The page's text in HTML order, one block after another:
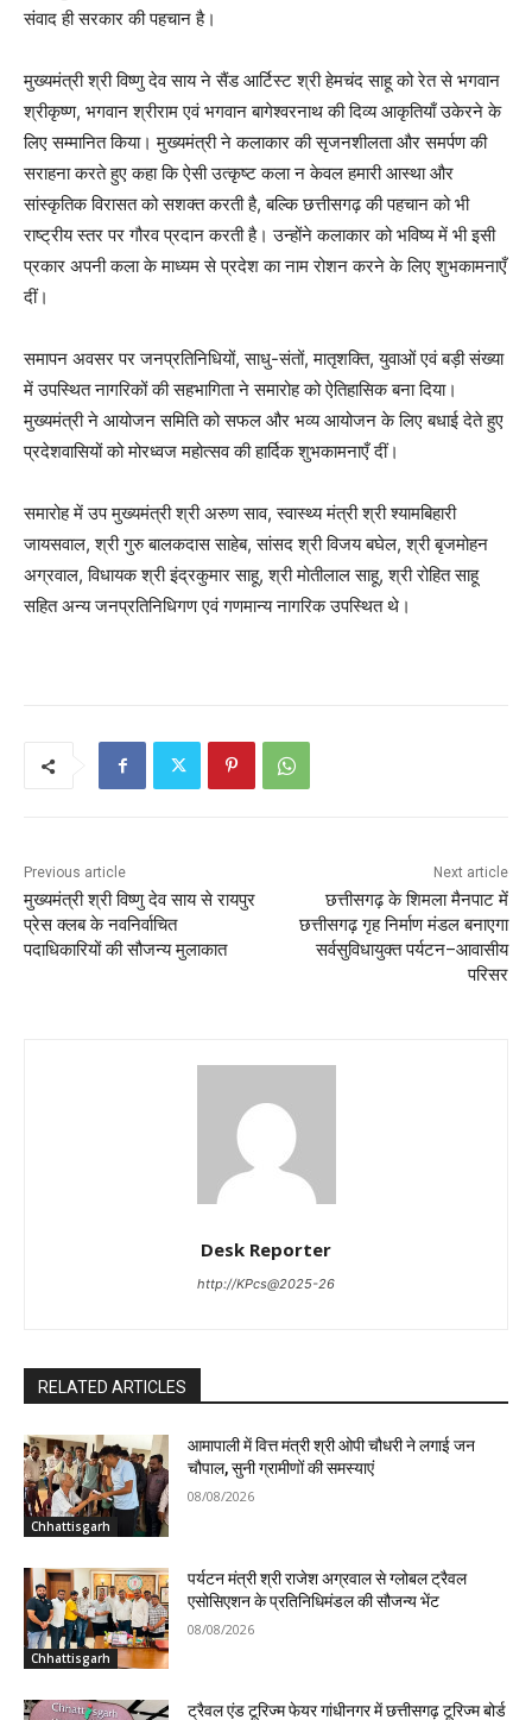
संवाद ही सरकार की पहचान है।
मुख्यमंत्री श्री विष्णु देव साय ने सैंड आर्टिस्ट श्री हेमचंद साहू को रेत से भगवान
श्रीकृष्ण, भगवान श्रीराम एवं भगवान बागेश्वरनाथ की दिव्य आकृतियाँ उकेरने के
लिए सम्मानित किया। मुख्यमंत्री ने कलाकार की सृजनशीलता और समर्पण की
सराहना करते हुए कहा कि ऐसी उत्कृष्ट कला न केवल हमारी आस्था और
सांस्कृतिक विरासत को सशक्त करती है, बल्कि छत्तीसगढ़ की पहचान को भी
राष्ट्रीय स्तर पर गौरव प्रदान करती है। उन्होंने कलाकार को भविष्य में भी इसी
प्रकार अपनी कला के माध्यम से प्रदेश का नाम रोशन करने के लिए शुभकामनाएँ
दीं।
समापन अवसर पर जनप्रतिनिधियों, साधु-संतों, मातृशक्ति, युवाओं एवं बड़ी संख्या
में उपस्थित नागरिकों की सहभागिता ने समारोह को ऐतिहासिक बना दिया।
मुख्यमंत्री ने आयोजन समिति को सफल और भव्य आयोजन के लिए बधाई देते हुए
प्रदेशवासियों को मोरध्वज महोत्सव की हार्दिक शुभकामनाएँ दीं।
समारोह में उप मुख्यमंत्री श्री अरुण साव, स्वास्थ्य मंत्री श्री श्यामबिहारी
जायसवाल, श्री गुरु बालकदास साहेब, सांसद श्री विजय बघेल, श्री बृजमोहन
अग्रवाल, विधायक श्री इंद्रकुमार साहू, श्री मोतीलाल साहू, श्री रोहित साहू
सहित अन्य जनप्रतिनिधिगण एवं गणमान्य नागरिक उपस्थित थे।
Previous article
मुख्यमंत्री श्री विष्णु देव साय से रायपुर
प्रेस क्लब के नवनिर्वाचित
पदाधिकारियों की सौजन्य मुलाकात
Next article
छत्तीसगढ़ के शिमला मैनपाट में
छत्तीसगढ़ गृह निर्माण मंडल बनाएगा
सर्वसुविधायुक्त पर्यटन–आवासीय
परिसर
Desk Reporter
http://KPcs@2025-26
RELATED ARTICLES
Chhattisgarh
आमापाली में वित्त मंत्री श्री ओपी चौधरी ने लगाई जन
चौपाल, सुनी ग्रामीणों की समस्याएं
08/08/2026
Chhattisgarh
पर्यटन मंत्री श्री राजेश अग्रवाल से ग्लोबल ट्रैवल
एसोसिएशन के प्रतिनिधिमंडल की सौजन्य भेंट
08/08/2026
ट्रैवल एंड टूरिज्म फेयर गांधीनगर में छत्तीसगढ़ टूरिज्म बोर्ड